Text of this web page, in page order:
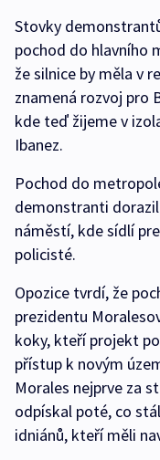
Stovky
pochod do hlavního
že silnice by měla v
znamená rozvoj pro
kde teď žijeme v
Ibanez.
Pochod do
demonstranti
náměstí, kde sídlí
policisté.
Opozice tvrdí, že
prezidentu
koky, kteří projekt
přístup k novým
Morales nejprve za
odpískal poté, co
idniánů, kteří měli